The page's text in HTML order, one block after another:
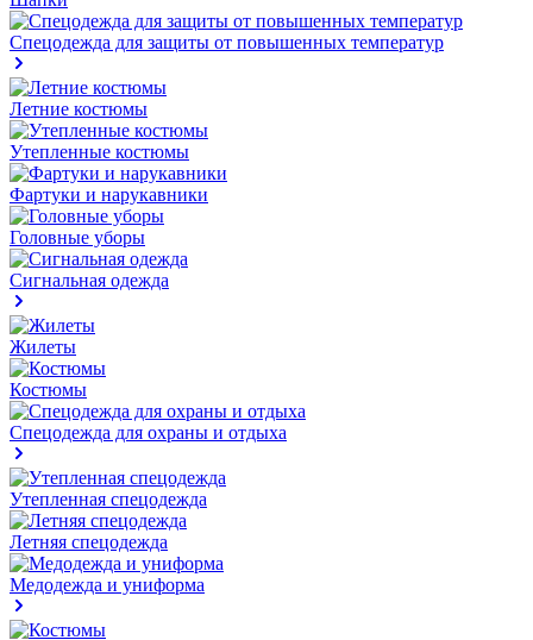
Спецодежда для защиты от повышенных температур
Летние костюмы
Утепленные костюмы
Фартуки и нарукавники
Головные уборы
Сигнальная одежда
Жилеты
Костюмы
Спецодежда для охраны и отдыха
Утепленная спецодежда
Летняя спецодежда
Медодежда и униформа